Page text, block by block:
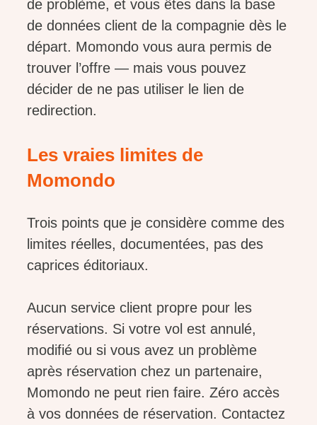
de problème, et vous êtes dans la base
de données client de la compagnie dès le
départ. Momondo vous aura permis de
trouver l’offre — mais vous pouvez
décider de ne pas utiliser le lien de
redirection.
Les vraies limites de
Momondo
Trois points que je considère comme des
limites réelles, documentées, pas des
caprices éditoriaux.
Aucun service client propre pour les
réservations. Si votre vol est annulé,
modifié ou si vous avez un problème
après réservation chez un partenaire,
Momondo ne peut rien faire. Zéro accès
à vos données de réservation. Contactez